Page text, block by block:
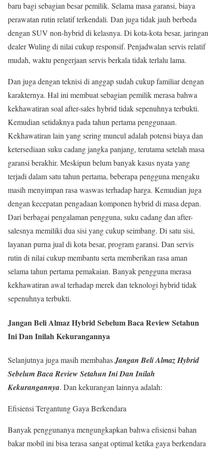
baru bagi sebagian besar pemilik. Selama masa garansi, biaya
perawatan rutin relatif terkendali. Dan juga tidak jauh berbeda
dengan SUV non-hybrid di kelasnya. Di kota-kota besar, jaringan
dealer Wuling di nilai cukup responsif. Penjadwalan servis relatif
mudah, waktu pengerjaan servis berkala tidak terlalu lama.
Dan juga dengan teknisi di anggap sudah cukup familiar dengan
karakternya. Hal ini membuat sebagian pemilik merasa bahwa
kekhawatiran soal after-sales hybrid tidak sepenuhnya terbukti.
Kemudian setidaknya pada tahun pertama penggunaan.
Kekhawatiran lain yang sering muncul adalah potensi biaya dan
ketersediaan suku cadang jangka panjang, terutama setelah masa
garansi berakhir. Meskipun belum banyak kasus nyata yang
terjadi dalam satu tahun pertama, beberapa pengguna mengaku
masih menyimpan rasa waswas terhadap harga. Kemudian juga
dengan kecepatan pengadaan komponen hybrid di masa depan.
Dari berbagai pengalaman pengguna, suku cadang dan after-
salesnya memiliki dua sisi yang cukup seimbang. Di satu sisi,
layanan purna jual di kota besar, program garansi. Dan servis
rutin di nilai cukup membantu serta memberikan rasa aman
selama tahun pertama pemakaian. Banyak pengguna merasa
kekhawatiran awal terhadap merek dan teknologi hybrid tidak
sepenuhnya terbukti.
Jangan Beli Almaz Hybrid Sebelum Baca Review Setahun
Ini Dan Inilah Kekurangannya
Selanjutnya juga masih membahasJangan Beli Almaz Hybrid
Sebelum Baca Review Setahun Ini Dan Inilah
Kekurangannya. Dan kekurangan lainnya adalah:
Efisiensi Tergantung Gaya Berkendara
Banyak penggunanya mengungkapkan bahwa efisiensi bahan
bakar mobil ini bisa terasa sangat optimal ketika gaya berkendara